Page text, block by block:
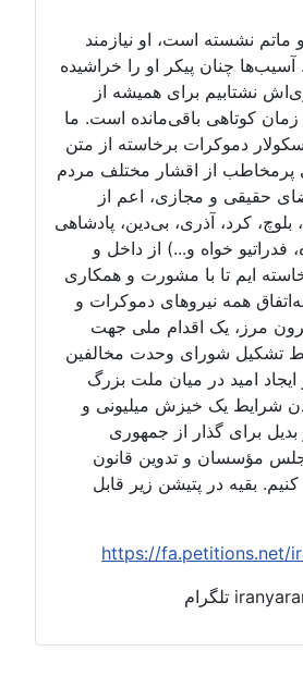
و ماتم نشسته است، او نیازمند
چنان پیکر او را خراشیده
نشتابیم برای همیشه از
کوتاهی باقی‌مانده است. ما
دموکرات برخاسته از متن
پرمخاطب از اقشار مختلف مردم
حقیقی و مجازی، اعم از
کرد، آذری، بی‌دین، پادشاهی
فدراتیو خواه و...) از داخل و
ایم تا با مشورت و همکاری
همه نیروهای دموکرات و
مرز، یک اقدام ملی جهت
تشکیل شورای وحدت مخالفین
امید در میان ملت بزرگ
شرایط یک خیزش میلیونی و
بدیل برای گذار از جمهوری
مؤسسان و تدوین قانون
بقیه در پتیشن زیر قابل
https://fa.petitions.net/